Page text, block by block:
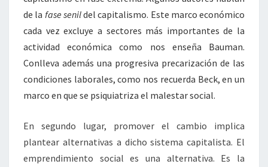
de la fase senildel capitalismo. Este marco económico
cada vez excluye a sectores más importantes de la
actividad económica como nos enseña Bauman.
Conlleva además una progresiva precarización de las
condiciones laborales, como nos recuerda Beck, en un
marco en que se psiquiatriza el malestar social.
En segundo lugar, promover el cambio implica
plantear alternativas a dicho sistema capitalista. El
emprendimiento social es una alternativa. Es la